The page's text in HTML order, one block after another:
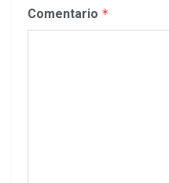
Comentario *